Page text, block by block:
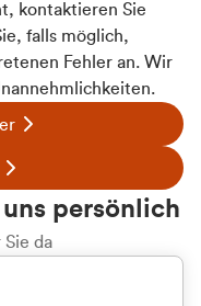
kontaktieren Sie
falls möglich,
Fehler an. Wir
persönlich
da